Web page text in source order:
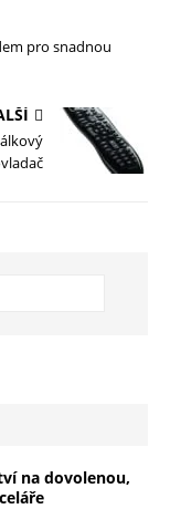
pro snadnou
na dovolenou,